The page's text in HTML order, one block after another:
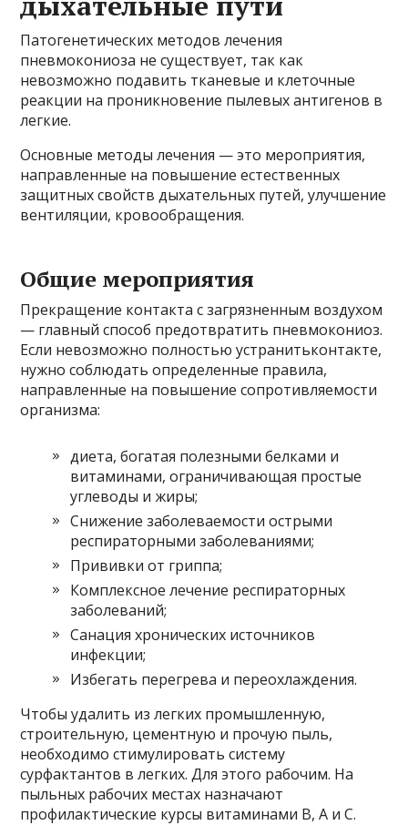
Патогенетических методов лечения
пневмокониоза не существует, так как
невозможно подавить тканевые и клеточные
реакции на проникновение пылевых антигенов в
легкие.
Основные методы лечения — это мероприятия,
направленные на повышение естественных
защитных свойств дыхательных путей, улучшение
вентиляции, кровообращения.
Общие мероприятия
Прекращение контакта с загрязненным воздухом
— главный способ предотвратить пневмокониоз.
Если невозможно полностью устранитьконтакте,
нужно соблюдать определенные правила,
направленные на повышение сопротивляемости
организма:
диета, богатая полезными белками и
витаминами, ограничивающая простые
углеводы и жиры;
Снижение заболеваемости острыми
респираторными заболеваниями;
Прививки от гриппа;
Комплексное лечение респираторных
заболеваний;
Санация хронических источников
инфекции;
Избегать перегрева и переохлаждения.
Чтобы удалить из легких промышленную,
строительную, цементную и прочую пыль,
необходимо стимулировать систему
сурфактантов в легких. Для этого рабочим. На
пыльных рабочих местах назначают
профилактические курсы витаминами В, А и С.